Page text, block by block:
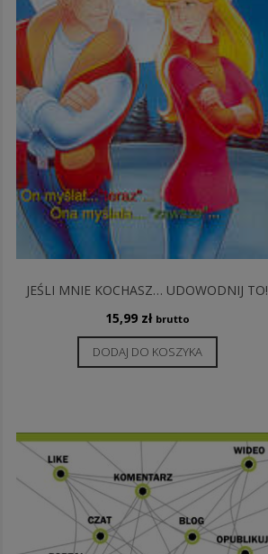
JEŚLI MNIE KOCHASZ… UDOWODNIJ TO!
15,99 zł brutto
DODAJ DO KOSZYKA